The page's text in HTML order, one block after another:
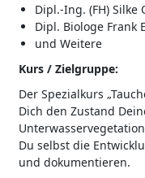
Dipl.-Ing. (FH) Silke
Dipl. Biologe Frank
und Weitere
Kurs / Zielgruppe:
Der Spezialkurs
Dich den Zustand
Du selbst die
und dokumentieren.